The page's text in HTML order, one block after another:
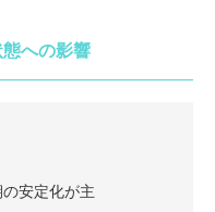
への影響
安定化が主